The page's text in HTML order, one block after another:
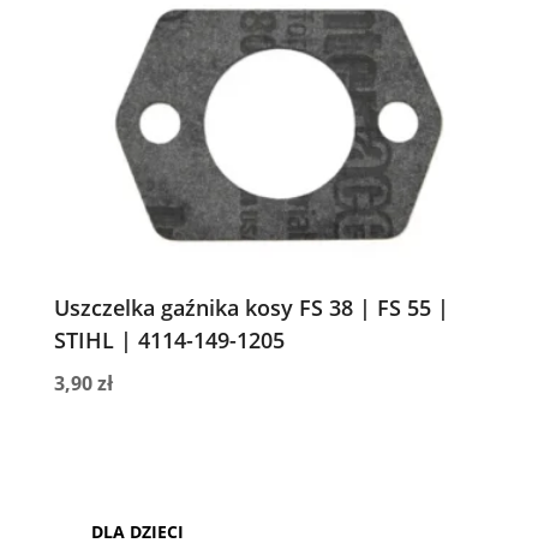
Uszczelka gaźnika kosy FS 38 | FS 55 |
STIHL | 4114-149-1205
3,90zł
DLA DZIECI